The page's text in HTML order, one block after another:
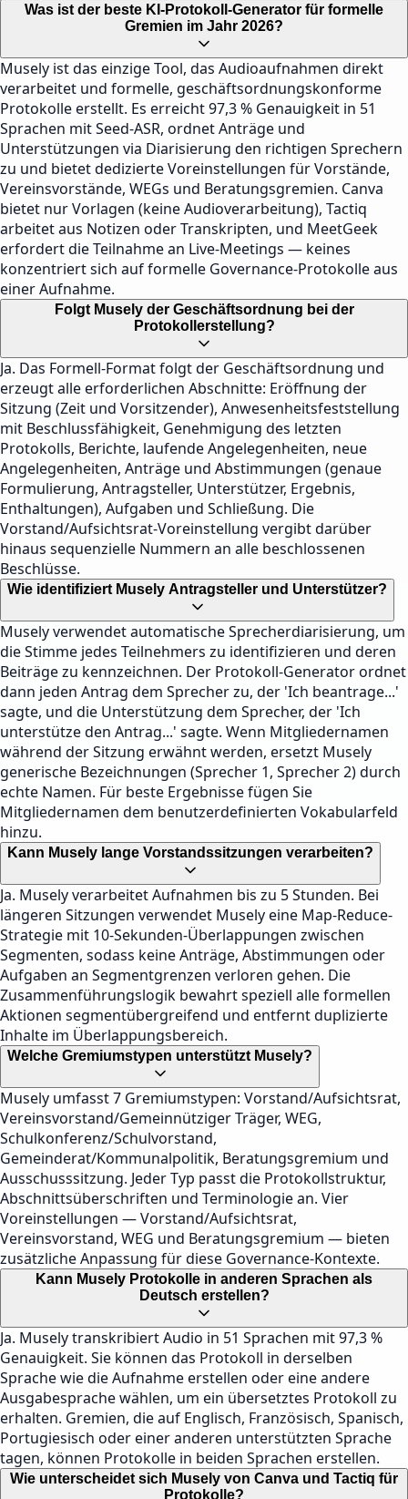
Was ist der beste KI-Protokoll-Generator für formelle
Gremien im Jahr 2026?
Musely ist das einzige Tool, das Audioaufnahmen direkt
verarbeitet und formelle, geschäftsordnungskonforme
Protokolle erstellt. Es erreicht 97,3 % Genauigkeit in 51
Sprachen mit Seed-ASR, ordnet Anträge und
Unterstützungen via Diarisierung den richtigen Sprechern
zu und bietet dedizierte Voreinstellungen für Vorstände,
Vereinsvorstände, WEGs und Beratungsgremien. Canva
bietet nur Vorlagen (keine Audioverarbeitung), Tactiq
arbeitet aus Notizen oder Transkripten, und MeetGeek
erfordert die Teilnahme an Live-Meetings — keines
konzentriert sich auf formelle Governance-Protokolle aus
einer Aufnahme.
Folgt Musely der Geschäftsordnung bei der
Protokollerstellung?
Ja. Das Formell-Format folgt der Geschäftsordnung und
erzeugt alle erforderlichen Abschnitte: Eröffnung der
Sitzung (Zeit und Vorsitzender), Anwesenheitsfeststellung
mit Beschlussfähigkeit, Genehmigung des letzten
Protokolls, Berichte, laufende Angelegenheiten, neue
Angelegenheiten, Anträge und Abstimmungen (genaue
Formulierung, Antragsteller, Unterstützer, Ergebnis,
Enthaltungen), Aufgaben und Schließung. Die
Vorstand/Aufsichtsrat-Voreinstellung vergibt darüber
hinaus sequenzielle Nummern an alle beschlossenen
Beschlüsse.
Wie identifiziert Musely Antragsteller und Unterstützer?
Musely verwendet automatische Sprecherdiarisierung, um
die Stimme jedes Teilnehmers zu identifizieren und deren
Beiträge zu kennzeichnen. Der Protokoll-Generator ordnet
dann jeden Antrag dem Sprecher zu, der 'Ich beantrage...'
sagte, und die Unterstützung dem Sprecher, der 'Ich
unterstütze den Antrag...' sagte. Wenn Mitgliedernamen
während der Sitzung erwähnt werden, ersetzt Musely
generische Bezeichnungen (Sprecher 1, Sprecher 2) durch
echte Namen. Für beste Ergebnisse fügen Sie
Mitgliedernamen dem benutzerdefinierten Vokabularfeld
hinzu.
Kann Musely lange Vorstandssitzungen verarbeiten?
Ja. Musely verarbeitet Aufnahmen bis zu 5 Stunden. Bei
längeren Sitzungen verwendet Musely eine Map-Reduce-
Strategie mit 10-Sekunden-Überlappungen zwischen
Segmenten, sodass keine Anträge, Abstimmungen oder
Aufgaben an Segmentgrenzen verloren gehen. Die
Zusammenführungslogik bewahrt speziell alle formellen
Aktionen segmentübergreifend und entfernt duplizierte
Inhalte im Überlappungsbereich.
Welche Gremiumstypen unterstützt Musely?
Musely umfasst 7 Gremiumstypen: Vorstand/Aufsichtsrat,
Vereinsvorstand/Gemeinnütziger Träger, WEG,
Schulkonferenz/Schulvorstand,
Gemeinderat/Kommunalpolitik, Beratungsgremium und
Ausschusssitzung. Jeder Typ passt die Protokollstruktur,
Abschnittsüberschriften und Terminologie an. Vier
Voreinstellungen — Vorstand/Aufsichtsrat,
Vereinsvorstand, WEG und Beratungsgremium — bieten
zusätzliche Anpassung für diese Governance-Kontexte.
Kann Musely Protokolle in anderen Sprachen als
Deutsch erstellen?
Ja. Musely transkribiert Audio in 51 Sprachen mit 97,3 %
Genauigkeit. Sie können das Protokoll in derselben
Sprache wie die Aufnahme erstellen oder eine andere
Ausgabesprache wählen, um ein übersetztes Protokoll zu
erhalten. Gremien, die auf Englisch, Französisch, Spanisch,
Portugiesisch oder einer anderen unterstützten Sprache
tagen, können Protokolle in beiden Sprachen erstellen.
Wie unterscheidet sich Musely von Canva und Tactiq für
Protokolle?